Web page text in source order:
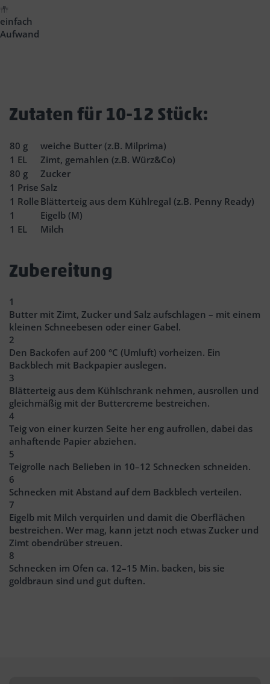
einfach
Aufwand
Zutaten für 10-12 Stück:
80 g
weiche Butter (z.B. Milprima)
1 EL
Zimt, gemahlen (z.B. Würz&Co)
80 g
Zucker
1 Prise Salz
1 Rolle Blätterteig aus dem Kühlregal (z.B. Penny Ready)
1
Eigelb (M)
1 EL Milch
Zubereitung
1
Butter mit Zimt, Zucker und Salz aufschlagen – mit einem
kleinen Schneebesen oder einer Gabel.
2
Den Backofen auf 200 °C (Umluft) vorheizen. Ein
Backblech mit Backpapier auslegen.
3
Blätterteig aus dem Kühlschrank nehmen, ausrollen und
gleichmäßig mit der Buttercreme bestreichen.
4
Teig von einer kurzen Seite her eng aufrollen, dabei das
anhaftende Papier abziehen.
5
Teigrolle nach Belieben in 10–12 Schnecken schneiden.
6
Schnecken mit Abstand auf dem Backblech verteilen.
7
Eigelb mit Milch verquirlen und damit die Oberflächen
bestreichen. Wer mag, kann jetzt noch etwas Zucker und
Zimt obendrüber streuen.
8
Schnecken im Ofen ca. 12–15 Min. backen, bis sie
goldbraun sind und gut duften.